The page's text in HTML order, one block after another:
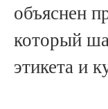
объяснен
который
этикета и